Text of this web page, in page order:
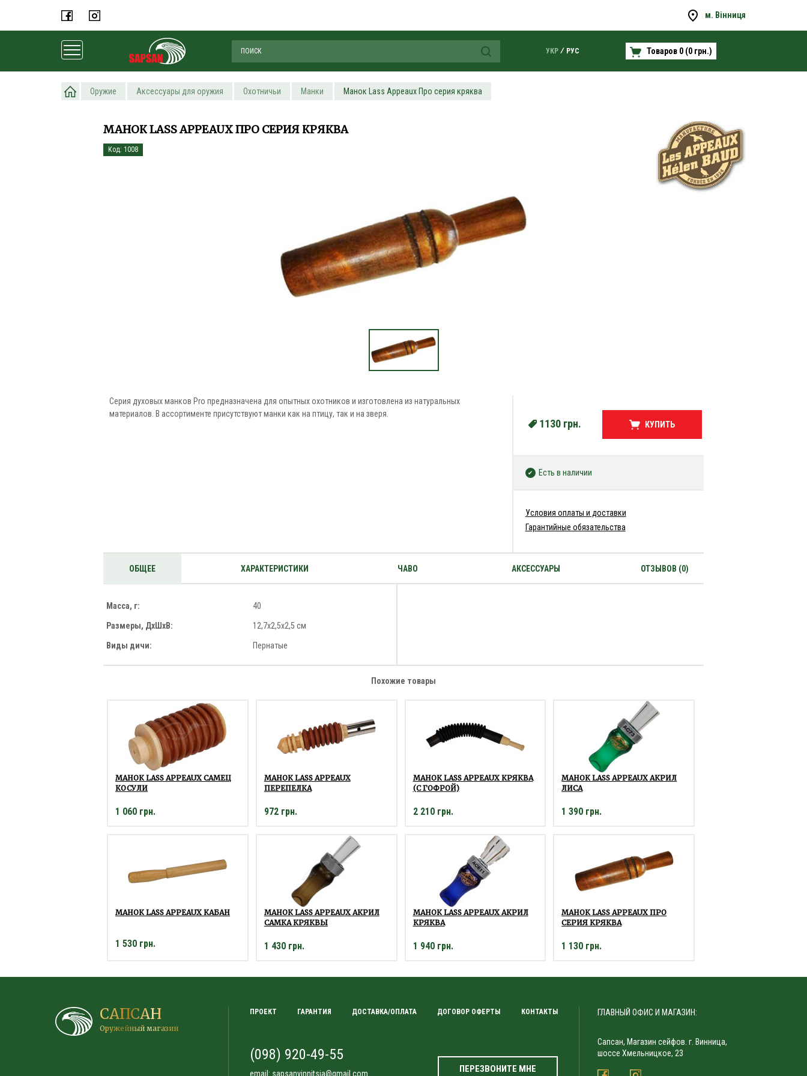
м. Вінниця
УКР РУС Товаров 0 (0 грн.)
Оружие Аксессуары для оружия Охотничьи Манки Манок Lass Appeaux Про серия кряква
МАНОК LASS APPEAUX ПРО СЕРИЯ КРЯКВА
Код: 1008
Серия духовых манков Pro предназначена для опытных охотников и изготовлена из натуральных
материалов. В ассортименте присутствуют манки как на птицу, так и на зверя.
1130 грн. КУПИТЬ
Есть в наличии
Условия оплаты и доставки
Гарантийные обязательства
ОБЩЕЕ ХАРАКТЕРИСТИКИ ЧАВО АКСЕССУАРЫ ОТЗЫВОВ (0)
Масса, г: 40
Размеры, ДхШхВ: 12,7х2,5х2,5 см
Виды дичи: Пернатые
Похожие товары
МАНОК LASS APPEAUX САМЕЦ
КОСУЛИ
1 060 грн.
МАНОК LASS APPEAUX
ПЕРЕПЕЛКА
972 грн.
МАНОК LASS APPEAUX КРЯКВА
(С ГОФРОЙ)
2 210 грн.
МАНОК LASS APPEAUX АКРИЛ
ЛИСА
1 390 грн.
МАНОК LASS APPEAUX КАБАН
1 530 грн.
МАНОК LASS APPEAUX АКРИЛ
САМКА КРЯКВЫ
1 430 грн.
МАНОК LASS APPEAUX АКРИЛ
КРЯКВА
1 940 грн.
МАНОК LASS APPEAUX ПРО
СЕРИЯ КРЯКВА
1 130 грн.
САПСАН
Оружейный магазин
ПРОЕКТ ГАРАНТИЯ ДОСТАВКА/ОПЛАТА ДОГОВОР ОФЕРТЫ КОНТАКТЫ
(098) 920-49-55
email: sapsanvinnitsia@gmail.com ПЕРЕЗВОНИТЕ МНЕ
ГЛАВНЫЙ ОФИС И МАГАЗИН:
Сапсан, Магазин сейфов. г. Винница,
шоссе Хмельницкое, 23